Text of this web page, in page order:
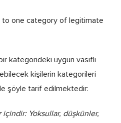
to one category of legitimate
kategorideki uygun vasıflı
kişilerin kategorileri
şöyle tarif edilmektedir:
içindir: Yoksullar, düşkünler,